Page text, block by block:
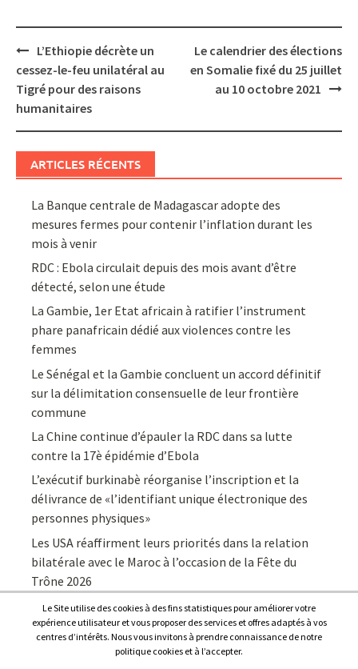
Post
navigation
L’Ethiopie décrète un
cessez-le-feu unilatéral au
Tigré pour des raisons
humanitaires
Le calendrier des élections
en Somalie fixé du 25 juillet
au 10 octobre 2021
ARTICLES RÉCENTS
La Banque centrale de Madagascar adopte des
mesures fermes pour contenir l’inflation durant les
mois à venir
RDC : Ebola circulait depuis des mois avant d’être
détecté, selon une étude
La Gambie, 1er Etat africain à ratifier l’instrument
phare panafricain dédié aux violences contre les
femmes
Le Sénégal et la Gambie concluent un accord définitif
sur la délimitation consensuelle de leur frontière
commune
La Chine continue d’épauler la RDC dans sa lutte
contre la 17è épidémie d’Ebola
L’exécutif burkinabè réorganise l’inscription et la
délivrance de «l’identifiant unique électronique des
personnes physiques»
Les USA réaffirment leurs priorités dans la relation
bilatérale avec le Maroc à l’occasion de la Fête du
Trône 2026
Le Site utilise des cookies à des fins statistiques pour améliorer votre
expérience utilisateur et vous proposer des services et offres adaptés à vos
centres d’intérêts. Nous vous invitons à prendre connaissance de notre
politique cookies et à l’accepter.